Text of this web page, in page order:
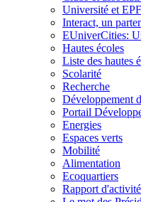
Université et EPF
Interact, un
EUniverCities:
Hautes écoles
Liste des hautes
Scolarité
Recherche
Développement
Portail
Energies
Espaces verts
Mobilité
Alimentation
Ecoquartiers
Rapport